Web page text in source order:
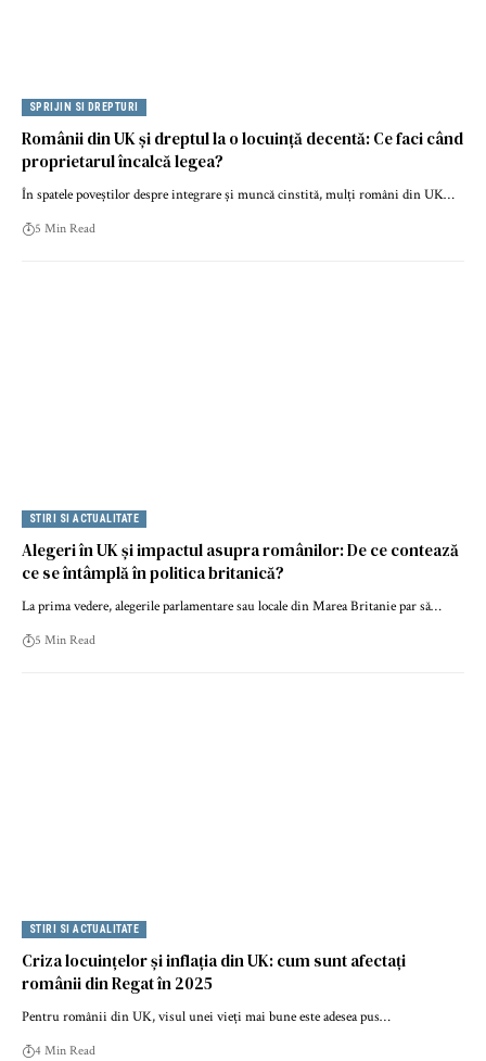
SPRIJIN SI DREPTURI
Românii din UK și dreptul la o locuință decentă: Ce faci când
proprietarul încalcă legea?
În spatele poveștilor despre integrare și muncă cinstită, mulți români din UK…
5 Min Read
STIRI SI ACTUALITATE
Alegeri în UK și impactul asupra românilor: De ce contează
ce se întâmplă în politica britanică?
La prima vedere, alegerile parlamentare sau locale din Marea Britanie par să…
5 Min Read
STIRI SI ACTUALITATE
Criza locuințelor și inflația din UK: cum sunt afectați
românii din Regat în 2025
Pentru românii din UK, visul unei vieți mai bune este adesea pus…
4 Min Read